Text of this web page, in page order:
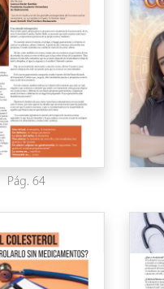
Pág. 64